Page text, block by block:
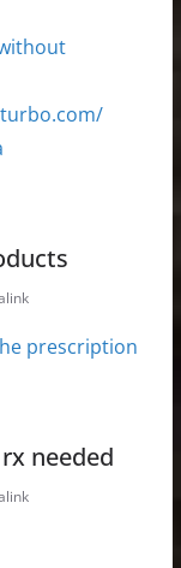
prescription
needed